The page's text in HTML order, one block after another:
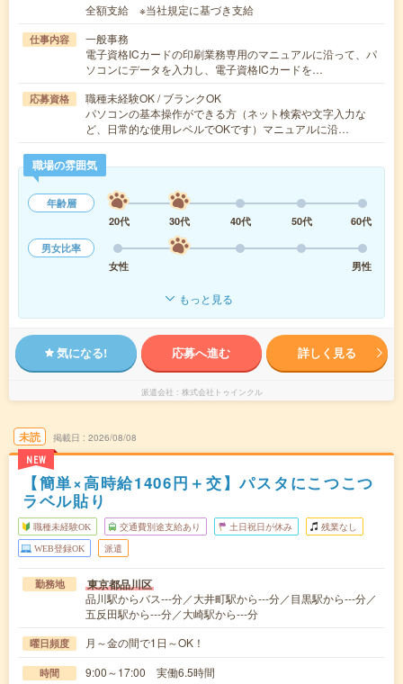
全額支給 ※当社規定に基づき支給
仕事内容
一般事務
電子資格ICカードの印刷業務専用のマニュアルに沿って、パ
ソコンにデータを入力し、電子資格ICカードを…
応募資格
職種未経験OK / ブランクOK
パソコンの基本操作ができる方（ネット検索や文字入力な
ど、日常的な使用レベルでOKです）マニュアルに沿…
職場の雰囲気
年齢層
20代
30代 40代 50代
60代
男女比率
女性
男性
もっと見る
気になる! 応募へ進む 詳しく見る
派遣会社 株式会社トゥインクル
未読
NEW
掲載日 2026/08/08
【簡単×高時給1406円＋交】パスタにこつこつ
ラベル貼り
職種未経験OK 交通費別途支給あり 土日祝日が休み 残業なし
WEB登録OK 派遣
勤務地 東京都品川区
品川駅からバス---分／大井町駅から---分／目黒駅から---分／
五反田駅から---分／大崎駅から---分
曜日頻度 月～金の間で1日～OK！
時間 9:00～17:00 実働6.5時間